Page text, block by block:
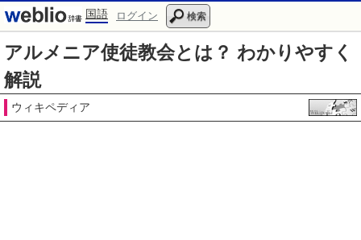
国語 ログイン 検索
アルメニア使徒教会とは？ わかりやすく
解説
ウィキペディア